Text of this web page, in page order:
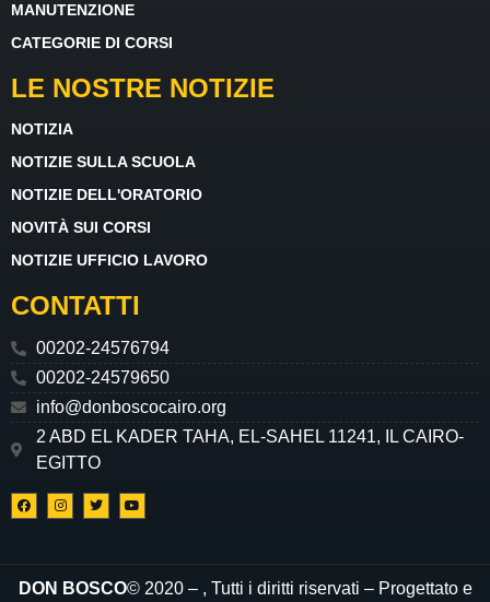
MANUTENZIONE
CATEGORIE DI CORSI
LE NOSTRE NOTIZIE
NOTIZIA
NOTIZIE SULLA SCUOLA
NOTIZIE DELL'ORATORIO
NOVITÀ SUI CORSI
NOTIZIE UFFICIO LAVORO
CONTATTI
00202-24576794
00202-24579650
info@donboscocairo.org
2 ABD EL KADER TAHA, EL-SAHEL 11241, IL CAIRO-
EGITTO
DON BOSCO© 2020 – , Tutti i diritti riservati – Progettato e